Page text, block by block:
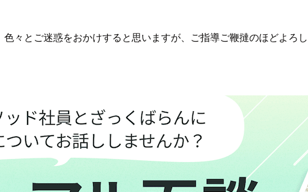
々とご迷惑をおかけすると思いますが、ご指導ご鞭撻のほどよろし